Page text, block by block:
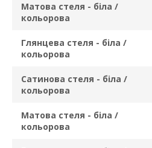
Матова стеля - біла /
кольорова
Глянцева стеля - біла /
кольорова
Сатинова стеля - біла /
кольорова
Матова стеля - біла /
кольорова